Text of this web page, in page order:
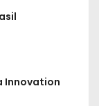
Innovation